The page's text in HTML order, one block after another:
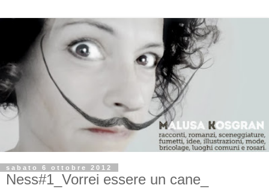
sabato 6 ottobre 2012
Ness#1_Vorrei essere un cane_